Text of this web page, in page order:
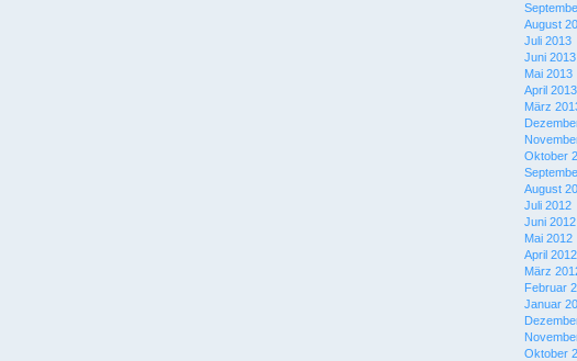
August
Juli 2013
Juni 2013
Mai 2013
April 2013
März
Oktober
August
Juli 2012
Juni 2012
Mai 2012
April 2012
März
Februar
Januar
Oktober